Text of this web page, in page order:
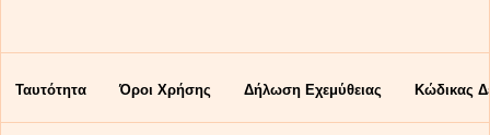
Ταυτότητα Όροι Χρήσης Δήλωση Εχεμύθειας Κώδικας